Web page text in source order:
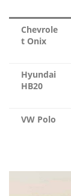
Chevrole
t Onix
Hyundai
HB20
VW Polo